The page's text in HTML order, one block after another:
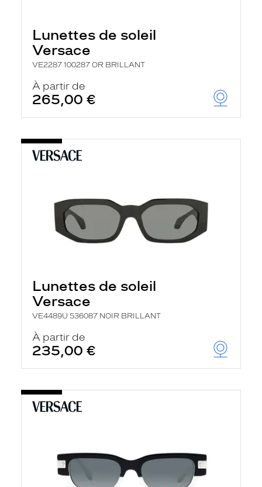
Lunettes de soleil
Versace
VE2287 100287 OR BRILLANT
À partir de
265,00 €
Lunettes de soleil
Versace
VE4489U 536087 NOIR BRILLANT
À partir de
235,00 €